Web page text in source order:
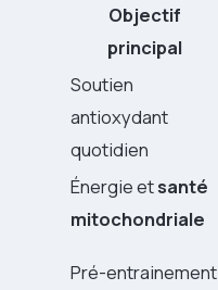
Objectif
principal
Soutien
antioxydant
quotidien
Énergie etsanté
mitochondriale
Pré-entrainement